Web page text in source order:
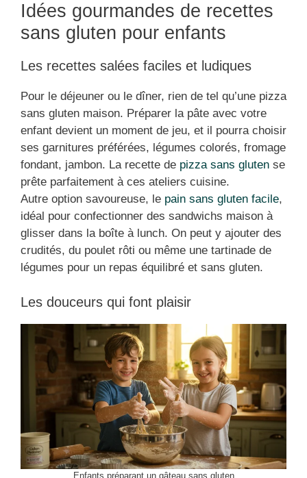
Idées gourmandes de recettes
sans gluten pour enfants
Les recettes salées faciles et ludiques
Pour le déjeuner ou le dîner, rien de tel qu’une pizza
sans gluten maison. Préparer la pâte avec votre
enfant devient un moment de jeu, et il pourra choisir
ses garnitures préférées, légumes colorés, fromage
fondant, jambon. La recette de pizza sans gluten se
prête parfaitement à ces ateliers cuisine.
Autre option savoureuse, le pain sans gluten facile,
idéal pour confectionner des sandwichs maison à
glisser dans la boîte à lunch. On peut y ajouter des
crudités, du poulet rôti ou même une tartinade de
légumes pour un repas équilibré et sans gluten.
Les douceurs qui font plaisir
Enfants préparant un gâteau sans gluten